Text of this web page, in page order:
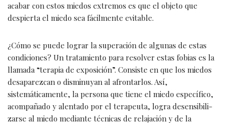
acabar con estos miedos extremos es que el objeto que
despierta el miedo sea fácilmente evitable.
¿Cómo se puede lograr la superación de algunas de estas
condiciones? Un tratamiento para resolver estas fobias es la
llamada “terapia de exposición”. Consiste en que los miedos
desaparezcan o disminuyan al afrontarlos. Así,
sistemáticamen­te, la persona que tiene el miedo específico,
acompañado y alentado por el terapeuta, logra desensibili­
zarse al miedo mediante técnicas de relajación y de la